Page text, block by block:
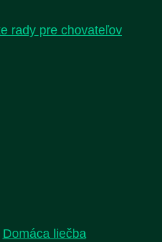
Domáca liečba